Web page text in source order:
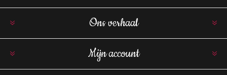
Ons verhaal
Mijn account